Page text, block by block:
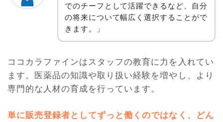
でのチーフとして活躍できるなど、自分
の将来について幅広く選択することがで
きます。」
ココカラファインはスタッフの教育に力を入れてい
ます。医薬品の知識や取り扱い経験を増やし、より
専門的な人材の育成を行っています。
単に販売登録者としてずっと働くのではなく、どん